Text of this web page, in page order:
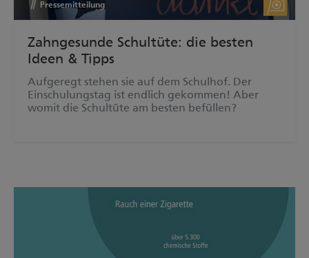
Pressemitteilung
Zahngesunde Schultüte: die besten
Ideen & Tipps
Aufgeregt stehen sie auf dem Schulhof. Der
Einschulungstag ist endlich gekommen! Aber
womit die Schultüte am besten befüllen?